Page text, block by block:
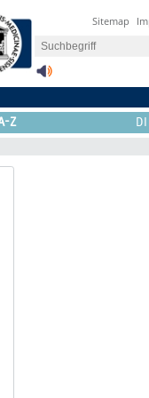
Sitemap
Z